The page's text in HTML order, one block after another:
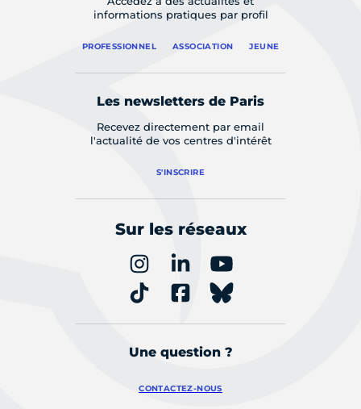
informations pratiques par profil
PROFESSIONNEL ASSOCIATION JEUNE
Les newsletters de Paris
Recevez directement par email
l'actualité de vos centres d'intérêt
S'INSCRIRE
Sur les réseaux
Une question ?
CONTACTEZ-NOUS